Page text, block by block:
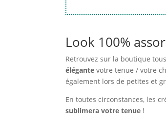
Look 100%
Retrouvez sur la boutique
élégante votre tenue / votre
également lors de petites et
En toutes circonstances, les
sublimera votre tenue !